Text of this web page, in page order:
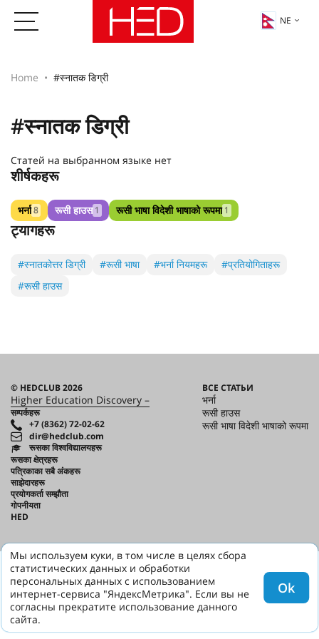
NE
Home #स्नातक डिग्री
#स्नातक डिग्री
Статей на выбранном языке нет
शीर्षकहरू
भर्ना8 रूसी हाउस 1 रूसी भाषा विदेशी भाषाको रूपमा 1
ट्यागहरू
#स्नातकोत्तर डिग्री #रूसी भाषा #भर्ना नियमहरू
#प्रतियोगिताहरू
#रूसी हाउस
© HEDCLUB 2026
Higher Education Discovery –
सम्पर्कहरू
+7 (8362) 72-02-62
dir@hedclub.com
ВСЕ СТАТЬИ
भर्ना
रूसी हाउस
रूसी भाषा विदेशी भाषाको रूपमा
रूसका विश्वविद्यालयहरू
रूसका क्षेत्रहरू
पत्रिकाका सबै अंकहरू
साझेदारहरू
प्रयोगकर्ता सम्झौता
गोपनीयता
HED
Мы используем куки, в том числе в целях сбора
статистических данных и обработки
персональных данных с использованием
интернет-сервиса "ЯндексМетрика". Если вы не
согласны прекратите использование данного
сайта.
Ok